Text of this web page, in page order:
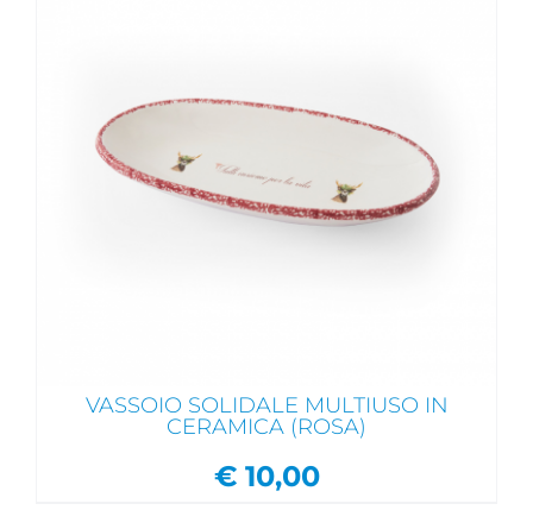
VASSOIO SOLIDALE MULTIUSO IN
CERAMICA (ROSA)
€10,00